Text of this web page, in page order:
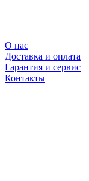
О нас
Доставка и оплата
Гарантия и сервис
Контакты